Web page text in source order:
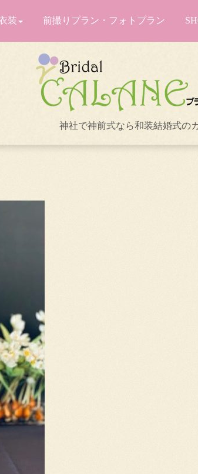
装 前撮りプラン・フォトプラン
神社で神前式なら和装結婚式の